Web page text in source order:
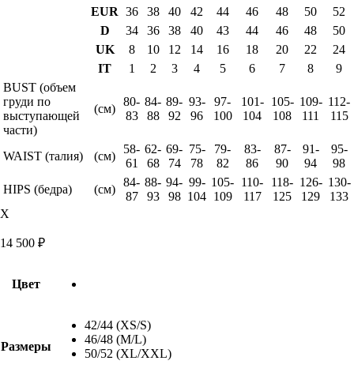
EUR 36 38 40 42 44 46 48 50
52
D
34 36 38 40 43 44 46 48
50
UK
8 10 12 14 16 18 20 22
24
IT
1 2 3 4 5 6 7 8
9
BUST (объем
груди по
выступающей
части)
(см)
80-
83
84-
88
89-
92
93-
96
97-
100
101-
104
105-
108
109-
111
112-
115
WAIST (талия) (см)
58-
61
62-
68
69-
74
75-
78
79-
82
83-
86
87-
90
91-
94
95-
98
HIPS (бедра)
(см)
84-
87
88-
93
94-
98
99-
104
105-
109
110-
117
118-
125
126-
129
130-
133
X
14 500 ₽
Цвет
Размеры
42/44 (XS/S)
46/48 (M/L)
50/52 (XL/XXL)